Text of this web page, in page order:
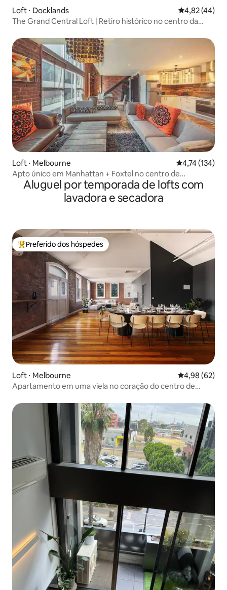
Loft ⋅ Docklands 4,82 de uma
4,82 (44)
The Grand Central Loft | Retiro histórico no centro da
Loft ⋅ Melbourne 4,74 de uma
4,74 (134)
Apto único em Manhattan + Foxtel no centro de
Melbourne
Aluguel por temporada de lofts com
lavadora e secadora
Entre os melhores preferidos dos hóspedes
Preferido dos hóspedes
Loft ⋅ Melbourne 4,98 de uma
4,98 (62)
Apartamento em uma viela no coração do centro de